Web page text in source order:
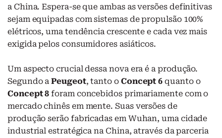
a China. Espera-se que ambas as versões definitivas
sejam equipadas com sistemas de propulsão 100%
elétricos, uma tendência crescente e cada vez mais
exigida pelos consumidores asiáticos.
Um aspecto crucial dessa nova era é a produção.
Segundo aPeugeot, tanto o Concept 6 quanto o
Concept 8 foram concebidos primariamente com o
mercado chinês em mente. Suas versões de
produção serão fabricadas em Wuhan, uma cidade
industrial estratégica na China, através da parceria